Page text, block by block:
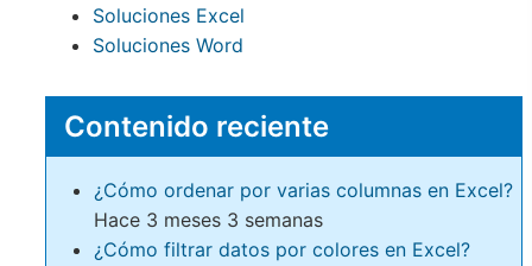
Soluciones Excel
Soluciones Word
Contenido reciente
¿Cómo ordenar por varias columnas en Excel?
Hace 3 meses 3 semanas
¿Cómo filtrar datos por colores en Excel?